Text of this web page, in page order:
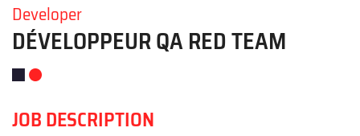
Developer
DÉVELOPPEUR QA RED TEAM
JOB DESCRIPTION